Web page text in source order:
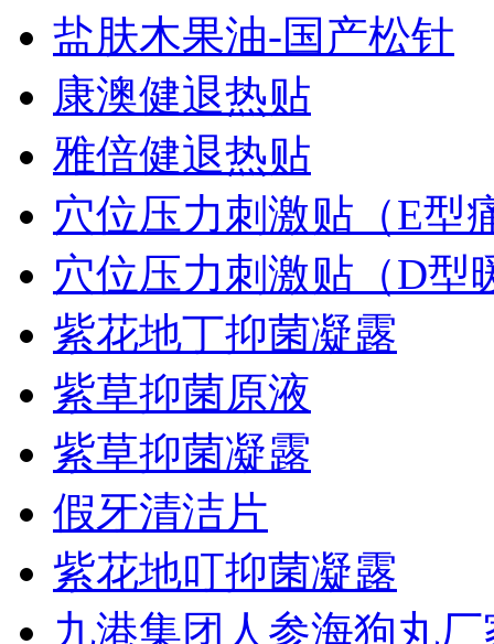
盐肤木果油-国产松针
康澳健退热贴
雅倍健退热贴
穴位压力刺激贴（E型
穴位压力刺激贴（D型
紫花地丁抑菌凝露
紫草抑菌原液
紫草抑菌凝露
假牙清洁片
紫花地叮抑菌凝露
九港集团人参海狗丸